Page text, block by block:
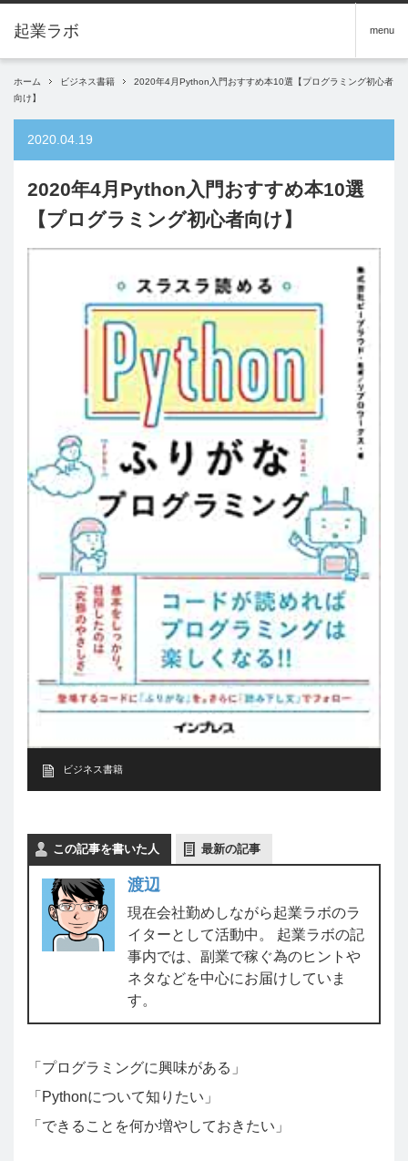
menu
ホーム ビジネス書籍
2020年4月Python入門おすすめ本10選【プログラミング初心者
向け】
2020.04.19
2020年4月Python入門おすすめ本10選
【プログラミング初心者向け】
ビジネス書籍
この記事を書いた人 最新の記事
渡辺
現在会社勤めしながら起業ラボのラ
イターとして活動中。 起業ラボの記
事内では、副業で稼ぐ為のヒントや
ネタなどを中心にお届けしていま
す。
「プログラミングに興味がある」
「Pythonについて知りたい」
「できることを何か増やしておきたい」